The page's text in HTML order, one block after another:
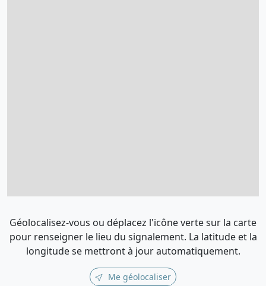
Géolocalisez-vous ou déplacez l'icône verte sur la carte
pour renseigner le lieu du signalement. La latitude et la
longitude se mettront à jour automatiquement.
Me géolocaliser